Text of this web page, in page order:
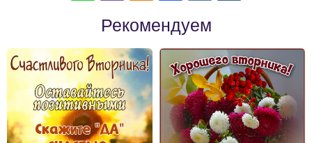
Рекомендуем